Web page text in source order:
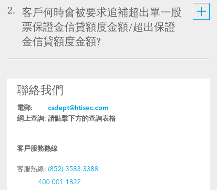
2.
客戶何時會被要求追補超出單一股
票保證金信貸額度金額/超出保證
金信貸額度金額?
聯絡我們
電郵:
csdept@htisec.com
網上查詢: 請點擊下方的查詢表格
客戶服務熱線
客服熱線: (852) 3583 3388
400 001 1822